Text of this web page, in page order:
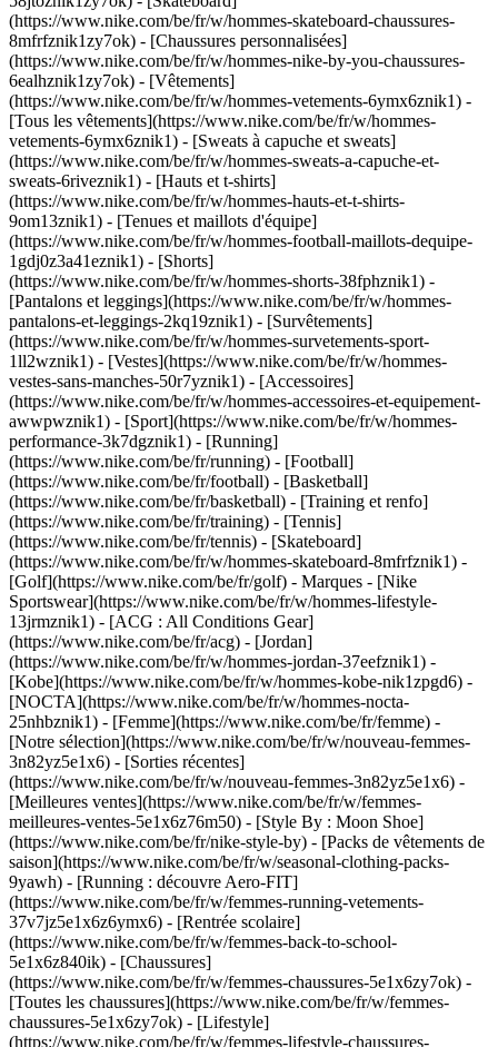
(https://www.nike.com/be/fr/w/hommes-skateboard-chaussures-
8mfrfznik1zy7ok) - [Chaussures personnalisées]
(https://www.nike.com/be/fr/w/hommes-nike-by-you-chaussures-
6ealhznik1zy7ok) - [Vêtements]
(https://www.nike.com/be/fr/w/hommes-vetements-6ymx6znik1) -
[Tous les vêtements](https://www.nike.com/be/fr/w/hommes-
vetements-6ymx6znik1) - [Sweats à capuche et sweats]
(https://www.nike.com/be/fr/w/hommes-sweats-a-capuche-et-
sweats-6riveznik1) - [Hauts et t-shirts]
(https://www.nike.com/be/fr/w/hommes-hauts-et-t-shirts-
9om13znik1) - [Tenues et maillots d'équipe]
(https://www.nike.com/be/fr/w/hommes-football-maillots-dequipe-
1gdj0z3a41eznik1) - [Shorts]
(https://www.nike.com/be/fr/w/hommes-shorts-38fphznik1) -
[Pantalons et leggings](https://www.nike.com/be/fr/w/hommes-
pantalons-et-leggings-2kq19znik1) - [Survêtements]
(https://www.nike.com/be/fr/w/hommes-survetements-sport-
1ll2wznik1) - [Vestes](https://www.nike.com/be/fr/w/hommes-
vestes-sans-manches-50r7yznik1) - [Accessoires]
(https://www.nike.com/be/fr/w/hommes-accessoires-et-equipement-
awwpwznik1) - [Sport](https://www.nike.com/be/fr/w/hommes-
performance-3k7dgznik1) - [Running]
(https://www.nike.com/be/fr/running) - [Football]
(https://www.nike.com/be/fr/football) - [Basketball]
(https://www.nike.com/be/fr/basketball) - [Training et renfo]
(https://www.nike.com/be/fr/training) - [Tennis]
(https://www.nike.com/be/fr/tennis) - [Skateboard]
(https://www.nike.com/be/fr/w/hommes-skateboard-8mfrfznik1) -
[Golf](https://www.nike.com/be/fr/golf) - Marques - [Nike
Sportswear](https://www.nike.com/be/fr/w/hommes-lifestyle-
13jrmznik1) - [ACG : All Conditions Gear]
(https://www.nike.com/be/fr/acg) - [Jordan]
(https://www.nike.com/be/fr/w/hommes-jordan-37eefznik1) -
[Kobe](https://www.nike.com/be/fr/w/hommes-kobe-nik1zpgd6) -
[NOCTA](https://www.nike.com/be/fr/w/hommes-nocta-
25nhbznik1) - [Femme](https://www.nike.com/be/fr/femme) -
[Notre sélection](https://www.nike.com/be/fr/w/nouveau-femmes-
3n82yz5e1x6) - [Sorties récentes]
(https://www.nike.com/be/fr/w/nouveau-femmes-3n82yz5e1x6) -
[Meilleures ventes](https://www.nike.com/be/fr/w/femmes-
meilleures-ventes-5e1x6z76m50) - [Style By : Moon Shoe]
(https://www.nike.com/be/fr/nike-style-by) - [Packs de vêtements de
saison](https://www.nike.com/be/fr/w/seasonal-clothing-packs-
9yawh) - [Running : découvre Aero-FIT]
(https://www.nike.com/be/fr/w/femmes-running-vetements-
37v7jz5e1x6z6ymx6) - [Rentrée scolaire]
(https://www.nike.com/be/fr/w/femmes-back-to-school-
5e1x6z840ik) - [Chaussures]
(https://www.nike.com/be/fr/w/femmes-chaussures-5e1x6zy7ok) -
[Toutes les chaussures](https://www.nike.com/be/fr/w/femmes-
chaussures-5e1x6zy7ok) - [Lifestyle]
(https://www.nike.com/be/fr/w/femmes-lifestyle-chaussures-